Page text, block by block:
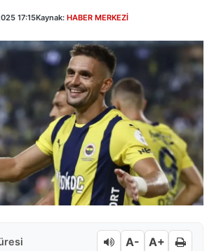
17:15Kaynak: HABER MERKEZİ
A- A+